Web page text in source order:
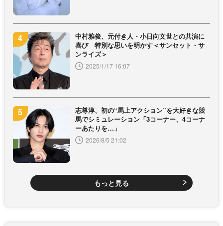
中村雅俊、元付き人・小日向文世との共演に
喜び 特別な思いを明かす＜サンセット・サ
ンライズ＞
2025/1/17 16:07
志尊淳、初の“馬上アクション”を大好きな競
馬でシミュレーション「3コーナー、4コーナ
ーあたりを…」
2026/8/5 21:02
もっと見る